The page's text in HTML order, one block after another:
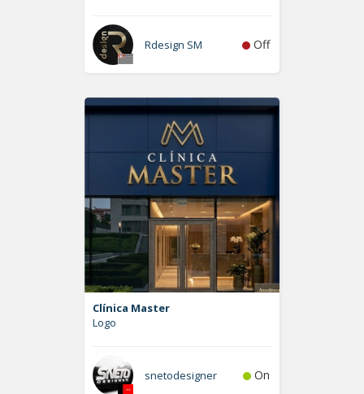
Rdesign SM Off
Clínica Master
Logo
snetodesigner On